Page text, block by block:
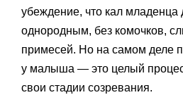
убеждение, что кал младенца
однородным, без комочков,
примесей. Но на самом деле
у малыша — это целый
свои стадии созревания.